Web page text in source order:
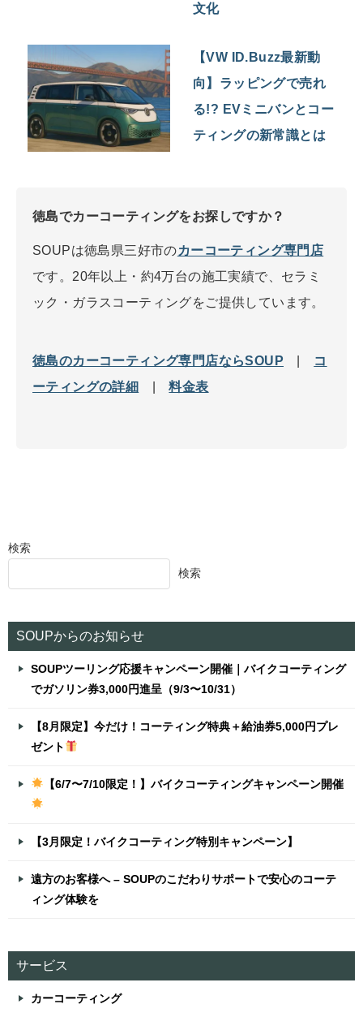
文化
【VW ID.Buzz最新動
向】ラッピングで売れ
る!? EVミニバンとコー
ティングの新常識とは
徳島でカーコーティングをお探しですか？
SOUPは徳島県三好市のカーコーティング専門店
です。20年以上・約4万台の施工実績で、セラミ
ック・ガラスコーティングをご提供しています。
徳島のカーコーティング専門店ならSOUP
コ
ーティングの詳細
|料金表
検索
検索
SOUPからのお知らせ
SOUPツーリング応援キャンペーン開催｜バイクコーティング
でガソリン券3,000円進呈（9/3〜10/31）
【8月限定】今だけ！コーティング特典＋給油券5,000円プレ
ゼント
【6/7〜7/10限定！】バイクコーティングキャンペーン開催
【3月限定！バイクコーティング特別キャンペーン】
遠方のお客様へ – SOUPのこだわりサポートで安心のコーテ
ィング体験を
サービス
カーコーティング